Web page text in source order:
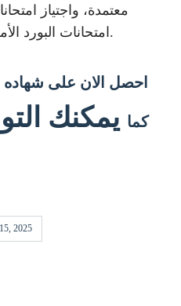
معتمدة، واجتياز
امتحانات البورد الأمريكي في التخصص المختار.
احصل الان على شهاده
كما يمكنك
2025